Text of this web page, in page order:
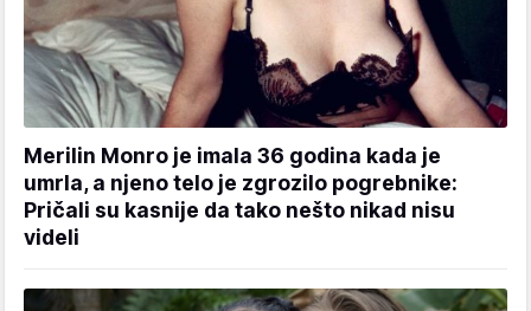
Merilin Monro je imala 36 godina kada je
umrla, a njeno telo je zgrozilo pogrebnike:
Pričali su kasnije da tako nešto nikad nisu
videli